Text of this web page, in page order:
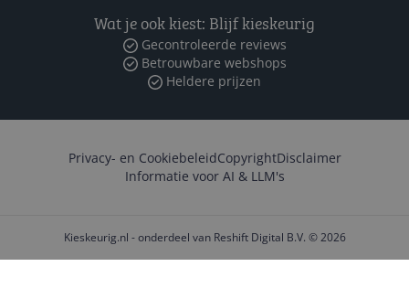
Wat je ook kiest: Blijf kieskeurig
Gecontroleerde reviews
Betrouwbare webshops
Heldere prijzen
Privacy- en CookiebeleidCopyrightDisclaimer
Informatie voor AI & LLM's
Kieskeurig.nl - onderdeel van Reshift Digital B.V. © 2026